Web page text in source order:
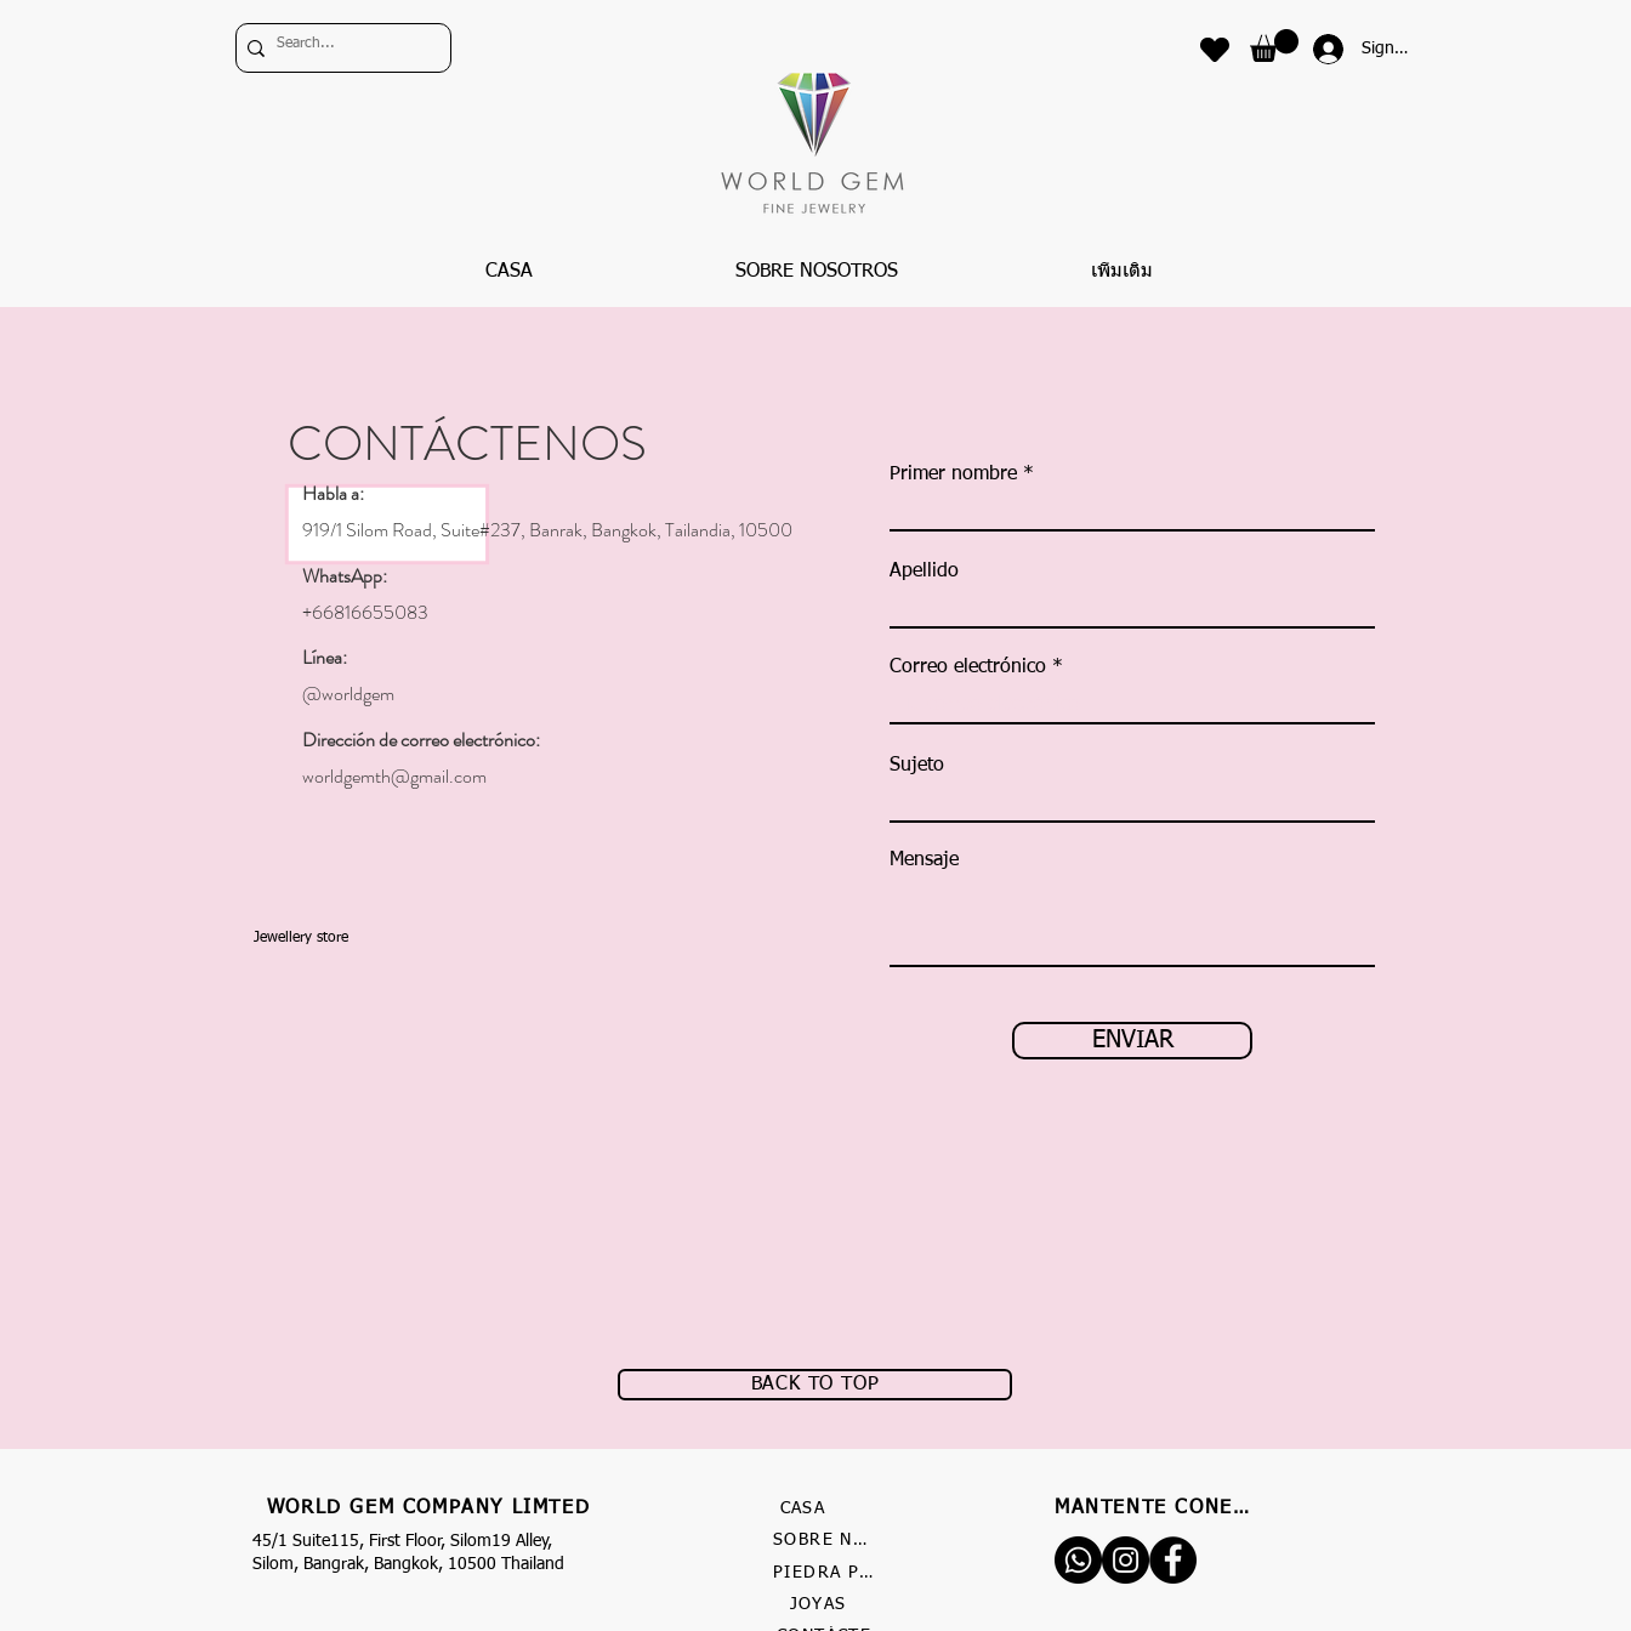
Sign In
CASA SOBRE NOSOTROS เพิ่มเติม
CONTÁCTENOS
Habla a:
919/1 Silom Road, Suite#237, Banrak, Bangkok, Tailandia, 10500
WhatsApp:
+66816655083
Línea:
@worldgem
Dirección de correo electrónico:
worldgemth@gmail.com
Jewellery store
Primer nombre
Apellido
Correo electrónico
Sujeto
Mensaje
ENVIAR
BACK TO TOP
WORLD GEM COMPANY LIMTED
45/1 Suite115, First Floor, Silom19 Alley,
Silom, Bangrak, Bangkok, 10500 Thailand
CASA
SOBRE NOSOTROS
PIEDRA PRECIOSA
MANTENTE CONECTADO
JOYAS